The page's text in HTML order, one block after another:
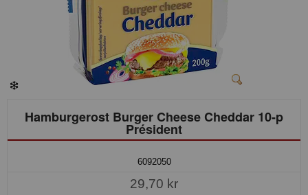
Hamburgerost Burger Cheese Cheddar 10-p
Président
6092050
29,70 kr